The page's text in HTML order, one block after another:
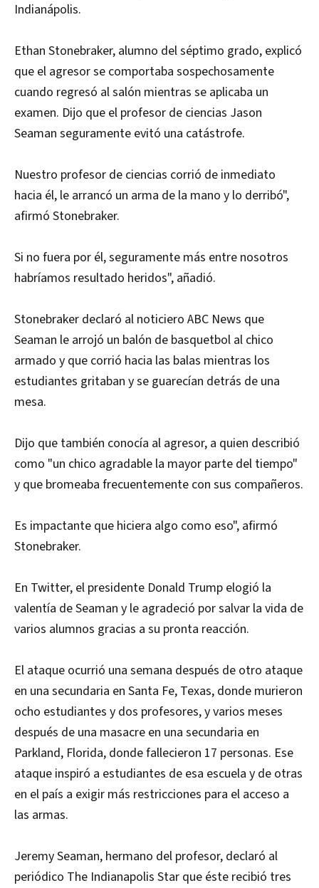
Indianápolis.
Ethan Stonebraker, alumno del séptimo grado, explicó
que el agresor se comportaba sospechosamente
cuando regresó al salón mientras se aplicaba un
examen. Dijo que el profesor de ciencias Jason
Seaman seguramente evitó una catástrofe.
Nuestro profesor de ciencias corrió de inmediato
hacia él, le arrancó un arma de la mano y lo derribó",
afirmó Stonebraker.
Si no fuera por él, seguramente más entre nosotros
habríamos resultado heridos", añadió.
Stonebraker declaró al noticiero ABC News que
Seaman le arrojó un balón de basquetbol al chico
armado y que corrió hacia las balas mientras los
estudiantes gritaban y se guarecían detrás de una
mesa.
Dijo que también conocía al agresor, a quien describió
como "un chico agradable la mayor parte del tiempo"
y que bromeaba frecuentemente con sus compañeros.
Es impactante que hiciera algo como eso", afirmó
Stonebraker.
En Twitter, el presidente Donald Trump elogió la
valentía de Seaman y le agradeció por salvar la vida de
varios alumnos gracias a su pronta reacción.
El ataque ocurrió una semana después de otro ataque
en una secundaria en Santa Fe, Texas, donde murieron
ocho estudiantes y dos profesores, y varios meses
después de una masacre en una secundaria en
Parkland, Florida, donde fallecieron 17 personas. Ese
ataque inspiró a estudiantes de esa escuela y de otras
en el país a exigir más restricciones para el acceso a
las armas.
Jeremy Seaman, hermano del profesor, declaró al
periódico The Indianapolis Star que éste recibió tres